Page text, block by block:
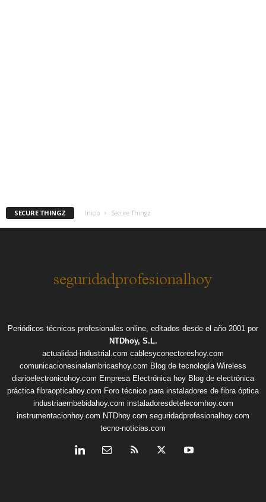
SECURE THINGZ Inicio Secure Thingz
Periódicos técnicos profesionales online, editados desde el año 2001 por
NTDhoy, S.L.
actualidad-industrial.com cablesyconectoreshoy.com
comunicacionesinalambricashoy.com Blog de tecnología Wireless
diarioelectronicohoy.com Empresa Electrónica hoy Blog de electrónica
práctica fibraopticahoy.com Foro técnico para instaladores de fibra óptica
industriaembebidahoy.com instaladoresdetelecomhoy.com
instrumentacionhoy.com NTDhoy.com seguridadprofesionalhoy.com
tecno-noticias.com